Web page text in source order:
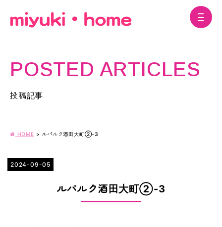
POSTED ARTICLES
投稿記事
HOME >ルパルク酒田大町②-3
2024-09-05
ルパルク酒田大町②-3